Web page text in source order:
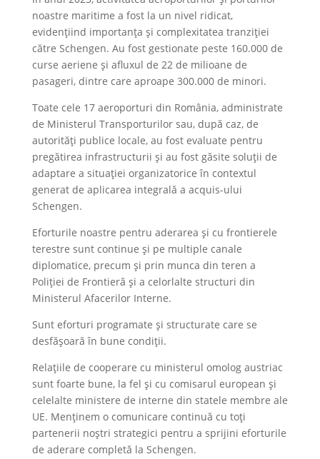
noastre maritime a fost la un nivel ridicat,
evidențiind importanța și complexitatea tranziției
către Schengen. Au fost gestionate peste 160.000 de
curse aeriene și afluxul de 22 de milioane de
pasageri, dintre care aproape 300.000 de minori.
Toate cele 17 aeroporturi din România, administrate
de Ministerul Transporturilor sau, după caz, de
autorități publice locale, au fost evaluate pentru
pregătirea infrastructurii și au fost găsite soluții de
adaptare a situației organizatorice în contextul
generat de aplicarea integrală a acquis-ului
Schengen.
Eforturile noastre pentru aderarea și cu frontierele
terestre sunt continue și pe multiple canale
diplomatice, precum și prin munca din teren a
Poliției de Frontieră și a celorlalte structuri din
Ministerul Afacerilor Interne.
Sunt eforturi programate și structurate care se
desfășoară în bune condiții.
Relațiile de cooperare cu ministerul omolog austriac
sunt foarte bune, la fel și cu comisarul european și
celelalte ministere de interne din statele membre ale
UE. Menținem o comunicare continuă cu toți
partenerii noștri strategici pentru a sprijini eforturile
de aderare completă la Schengen.